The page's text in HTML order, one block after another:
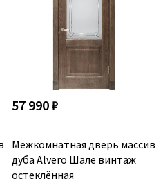
57 990 ₽
Межкомнатная дверь массив
дуба Alvero Шале винтаж
остеклённая